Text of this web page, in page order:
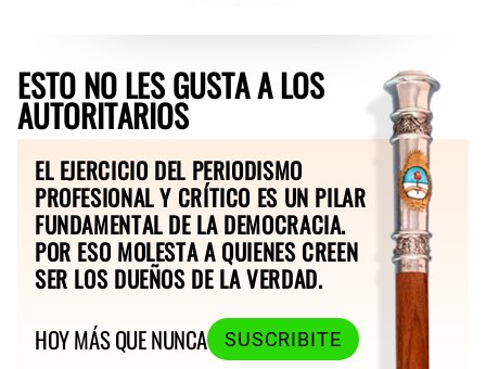
ESTO NO LES GUSTA A LOS
AUTORITARIOS
EL EJERCICIO DEL PERIODISMO
PROFESIONAL Y CRÍTICO ES UN PILAR
FUNDAMENTAL DE LA DEMOCRACIA.
POR ESO MOLESTA A QUIENES CREEN
SER LOS DUEÑOS DE LA VERDAD.
HOY MÁS QUE NUNCA
SUSCRIBITE